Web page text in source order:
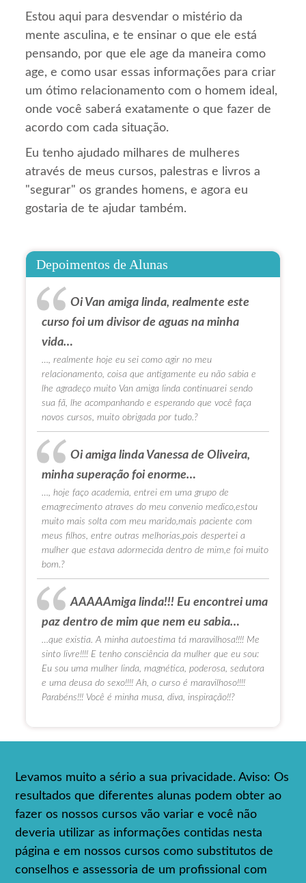
Estou aqui para desvendar o mistério da
mente asculina, e te ensinar o que ele está
pensando, por que ele age da maneira como
age, e como usar essas informações para criar
um ótimo relacionamento com o homem ideal,
onde você saberá exatamente o que fazer de
acordo com cada situação.
Eu tenho ajudado milhares de mulheres
através de meus cursos, palestras e livros a
"segurar" os grandes homens, e agora eu
gostaria de te ajudar também.
Depoimentos de Alunas
Oi Van amiga linda, realmente este
curso foi um divisor de aguas na minha
vida…
…, realmente hoje eu sei como agir no meu
relacionamento, coisa que antigamente eu não sabia e
lhe agradeço muito Van amiga linda continuarei sendo
sua fã, lhe acompanhando e esperando que você faça
novos cursos, muito obrigada por tudo.?
Oi amiga linda Vanessa de Oliveira,
minha superação foi enorme…
…, hoje faço academia, entrei em uma grupo de
emagrecimento atraves do meu convenio medico,estou
muito mais solta com meu marido,mais paciente com
meus filhos, entre outras melhorias,pois despertei a
mulher que estava adormecida dentro de mim,e foi muito
bom.?
AAAAAmiga linda!!! Eu encontrei uma
paz dentro de mim que nem eu sabia…
…que existia. A minha autoestima tá maravilhosa!!!! Me
sinto livre!!!! E tenho consciência da mulher que eu sou:
Eu sou uma mulher linda, magnética, poderosa, sedutora
e uma deusa do sexo!!!! Ah, o curso é maravilhoso!!!!
Parabéns!!! Você é minha musa, diva, inspiração!!?
Levamos muito a sério a sua privacidade. Aviso: Os
resultados que diferentes alunas podem obter ao
fazer os nossos cursos vão variar e você não
deveria utilizar as informações contidas nesta
página e em nossos cursos como substitutos de
conselhos e assessoria de um profissional com